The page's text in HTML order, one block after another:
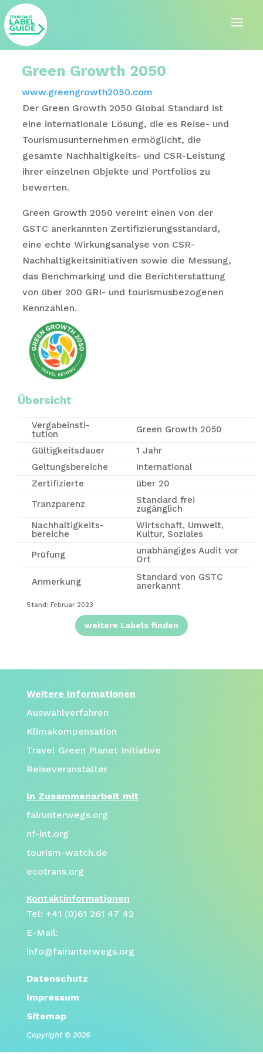
Green Growth 2050
www.greengrowth2050.com
Der Green Growth 2050 Global Standard ist
eine internationale Lösung, die es Reise- und
Tourismusunternehmen ermöglicht, die
gesamte Nachhaltigkeits- und CSR-Leistung
ihrer einzelnen Objekte und Portfolios zu
bewerten.
Green Growth 2050 vereint einen von der
GSTC anerkannten Zertifizierungsstandard,
eine echte Wirkungsanalyse von CSR-
Nachhaltigkeitsinitiativen sowie die Messung,
das Benchmarking und die Berichterstattung
von über 200 GRI- und tourismusbezogenen
Kennzahlen.
Übersicht
Vergabe­insti­
tution
Green Growth 2050
Gültigkeitsdauer
1 Jahr
Geltungsbereiche
International
Zertifizierte
über 20
Tranzparenz
Standard frei
zugänglich
Nachhaltigkeits-
bereiche
Wirtschaft, Umwelt,
Kultur, Soziales
Prüfung
unabhängiges Audit vor
Ort
Anmerkung
Standard von GSTC
anerkannt
Stand: Februar 2023
weitere Labels finden
Weitere Informationen
Auswahlverfahren
Klimakompensation
Travel Green Planet Initiative
Reiseveranstalter
In Zusammenarbeit mit
fairunterwegs.org
nf-int.org
tourism-watch.de
ecotrans.org
Kontaktinformationen
Tel: +41 (0)61 261 47 42
E-Mail:
info@fairunterwegs.org
Datenschutz
Impressum
Sitemap
Copyright © 2026